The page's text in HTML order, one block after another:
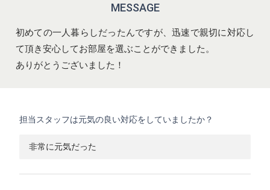
MESSAGE
初めての一人暮らしだったんですが、迅速で親切に対応し
て頂き安心してお部屋を選ぶことができました。
ありがとうございました！
担当スタッフは元気の良い対応をしていましたか？
非常に元気だった